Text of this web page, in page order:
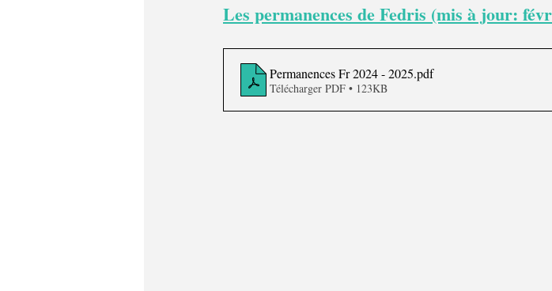
Les permanences de Fedris (mis à jour:
Permanences Fr 2024 - 2025.pdf
Télécharger PDF • 123KB